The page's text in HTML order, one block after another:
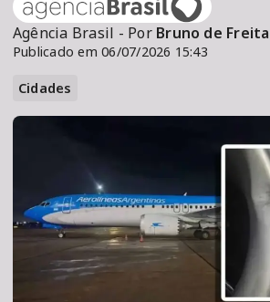
Agência Brasil - Por Bruno de
Publicado em 06/07/2026 15:43
Cidades